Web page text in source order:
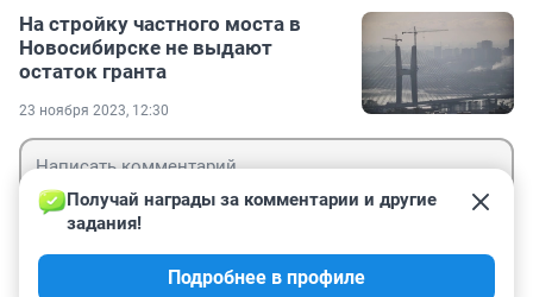
На стройку частного моста в
Новосибирске не выдают
остаток гранта
23 ноября 2023, 12:30
Получай награды за комментарии и другие
задания!
Подробнее в профиле